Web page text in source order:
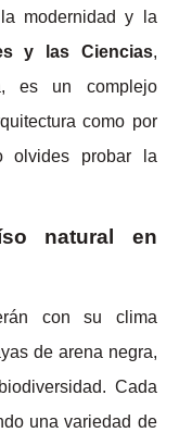
modernidad y la
y las Ciencias,
es un complejo
como por
olvides probar la
natural en
con su clima
de arena negra,
Cada
una variedad de